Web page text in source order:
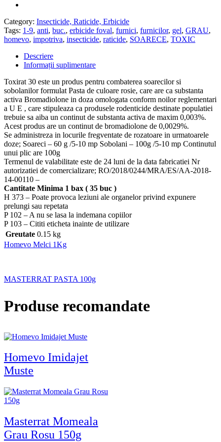
Category: Insecticide, Raticide, Erbicide
Tags: 1-9, anti, buc., erbicide foval, furnici, furnicilor, gel, GRAU,
homevo, impotriva, insecticide, raticide, SOARECE, TOXIC
Descriere
Informații suplimentare
Toxirat 30 este un produs pentru combaterea soarecilor si
sobolanilor formulat Pasta de culoare rosie, care are ca substanta
activa Bromadiolone in doza omologata conform noilor reglementari
a U E , care stipuleaza ca produsele rodenticide destinate populatiei
trebuie sa aiba un continut de substanta activa de maxim 0,003%.
Acest produs are un continut de bromadiolone de 0,0029%.
Se administreza in locurile fregventate de rozatoare in urmatoarele
doze; Soareci – 60 g /5-10 mp Sobolani – 100g /5-10 mp Continutul
unui plic are 100g
Termenul de valabilitate este de 24 luni de la data fabricatiei Nr
autorizatiei de comercializare; RO/2018/0244/MRA/ES/AA-2018-
14-00110 –
Cantitate Minima 1 bax ( 35 buc )
H 373 – Poate provoca leziuni ale organelor privind expunere
prelungi sau repetata
P 102 – A nu se lasa la indemana copiilor
P 103 – Cititi eticheta inainte de utilizare
Greutate 0.15 kg
Homevo Melci 1Kg
MASTERRAT PASTA 100g
Produse recomandate
Homevo Imidajet
Muste
Masterrat Momeala
Grau Rosu 150g